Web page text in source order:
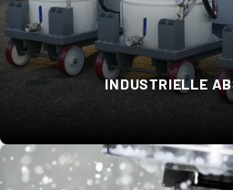
INDUSTRIELLE